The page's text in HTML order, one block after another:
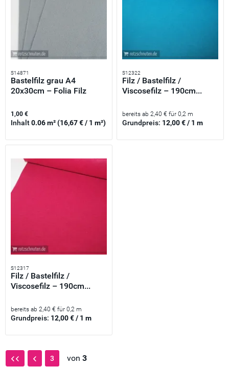
S14871
Bastelfilz grau A4
20x30cm – Folia Filz
1,00 €
Inhalt0.06 m²(16,67 € / 1 m²)
S12322
Filz / Bastelfilz /
Viscosefilz – 190cm...
bereits ab 2,40 € für 0,2 m
Grundpreis: 12,00 € / 1 m
S12317
Filz / Bastelfilz /
Viscosefilz – 190cm...
bereits ab 2,40 € für 0,2 m
Grundpreis: 12,00 € / 1 m
3 von 3